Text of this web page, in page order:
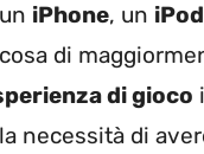
iPhone, un
di
di gioco
necessità di